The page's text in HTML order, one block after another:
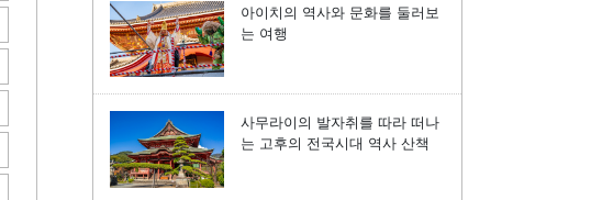
아이치의 역사와 문화를 둘러보
는 여행
사무라이의 발자취를 따라 떠나
는 고후의 전국시대 역사 산책